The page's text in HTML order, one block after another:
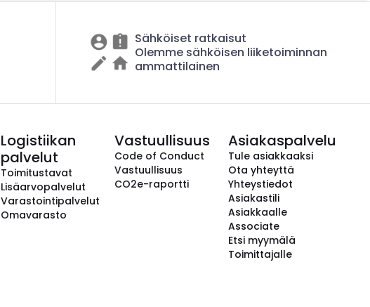
Sähköiset ratkaisut
Olemme sähköisen liiketoiminnan
ammattilainen
Logistiikan
palvelut
Toimitustavat
Lisäarvopalvelut
Varastointipalvelut
Omavarasto
Vastuullisuus
Code of Conduct
Vastuullisuus
CO2e-raportti
Asiakaspalvelu
Tule asiakkaaksi
Ota yhteyttä
Yhteystiedot
Asiakastili
Asiakkaalle
Associate
Etsi myymälä
Toimittajalle